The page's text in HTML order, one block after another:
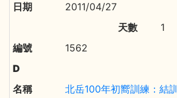
2011/04/27
1
1562
北岳100年初嚮訓練：結